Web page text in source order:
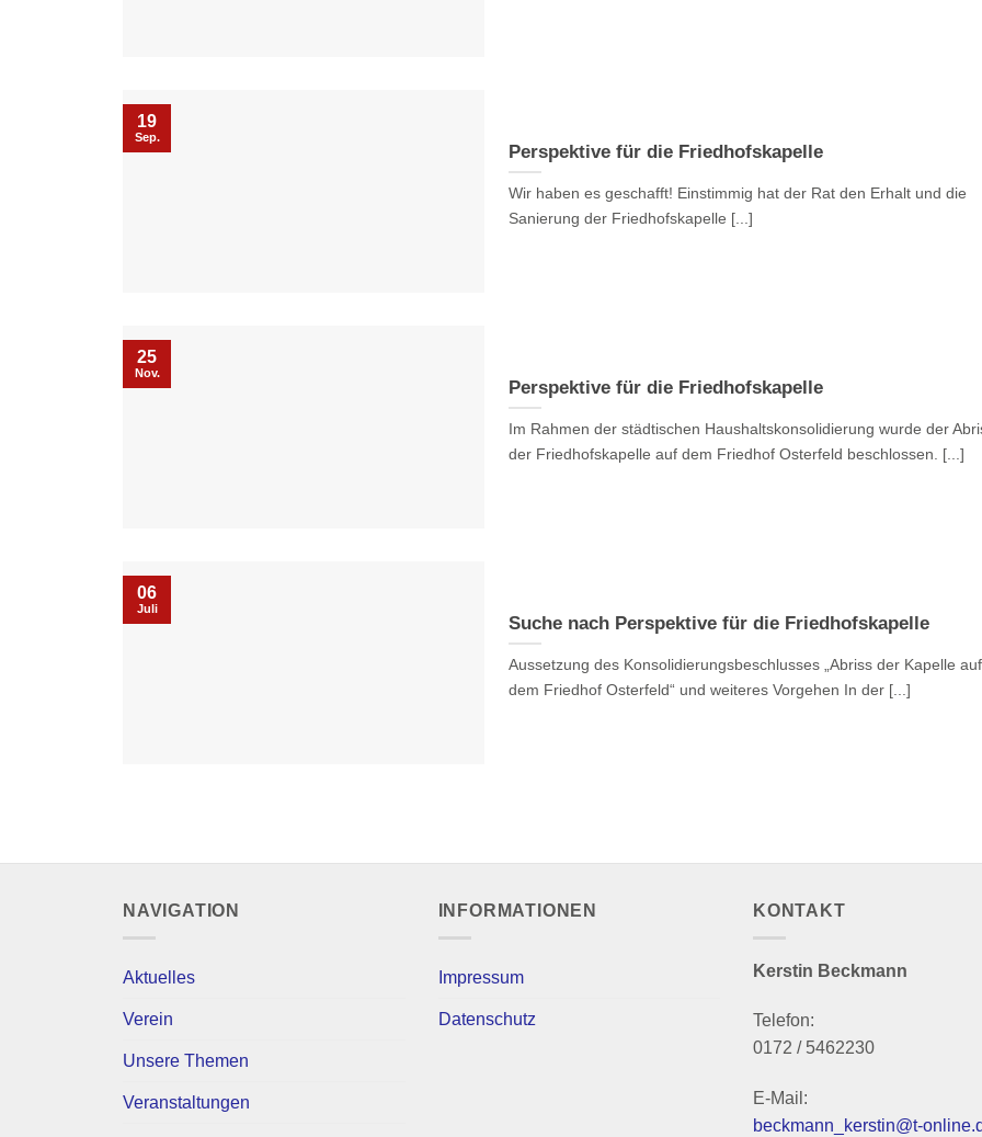
Perspektive für die Friedhofskapelle
Wir haben es geschafft! Einstimmig hat der Rat den Erhalt und die
Sanierung der Friedhofskapelle [...]
19
Sep.
Perspektive für die Friedhofskapelle
Im Rahmen der städtischen Haushaltskonsolidierung wurde der
der Friedhofskapelle auf dem Friedhof Osterfeld beschlossen. [...]
25
Nov.
Suche nach Perspektive für die Friedhofskapelle
Aussetzung des Konsolidierungsbeschlusses „Abriss der Kapelle auf
dem Friedhof Osterfeld“ und weiteres Vorgehen In der [...]
06
Juli
NAVIGATION
Aktuelles
Verein
Unsere Themen
Veranstaltungen
INFORMATIONEN
Impressum
Datenschutz
KONTAKT
Kerstin Beckmann
Telefon:
0172 / 5462230
E-Mail:
beckmann_kerstin@t-